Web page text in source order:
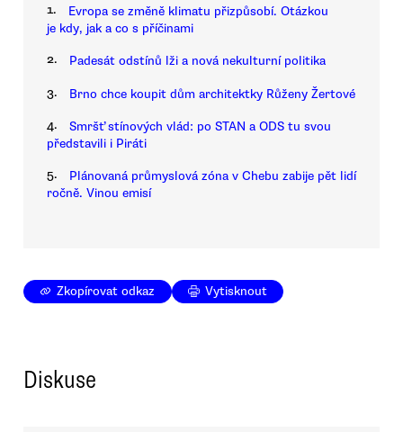
1.
Evropa se změně klimatu přizpůsobí. Otázkou
je kdy, jak a co s příčinami
2. Padesát odstínů lži a nová nekulturní politika
3. Brno chce koupit dům architektky Růženy Žertové
4.
Smršť stínových vlád: po STAN a ODS tu svou
představili i Piráti
5.
Plánovaná průmyslová zóna v Chebu zabije pět lidí
ročně. Vinou emisí
Zkopírovat odkaz Vytisknout
Diskuse